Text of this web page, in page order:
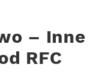
– Inne
RFC